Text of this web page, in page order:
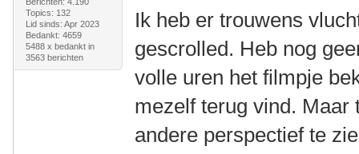
Topics: 132
Lid sinds: Apr 2023
Bedankt: 4659
5488 x bedankt in
3563 berichten
Ik heb er trouwens
gescrolled. Heb nog
volle uren het filmpje
mezelf terug vind. Maar
andere perspectief te